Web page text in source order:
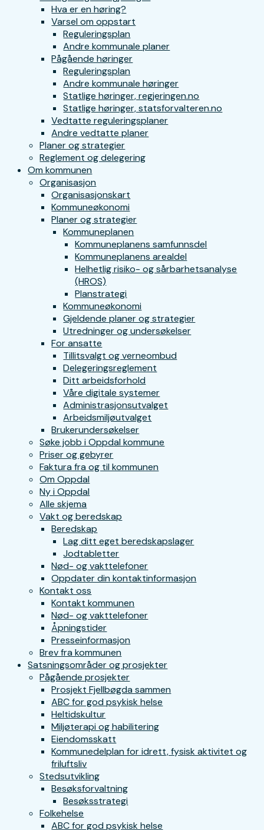
Hva er en høring?
Varsel om oppstart
Reguleringsplan
Andre kommunale planer
Pågående høringer
Reguleringsplan
Andre kommunale høringer
Statlige høringer, regjeringen.no
Statlige høringer, statsforvalteren.no
Vedtatte reguleringsplaner
Andre vedtatte planer
Planer og strategier
Reglement og delegering
Om kommunen
Organisasjon
Organisasjonskart
Kommuneøkonomi
Planer og strategier
Kommuneplanen
Kommuneplanens samfunnsdel
Kommuneplanens arealdel
Helhetlig risiko- og sårbarhetsanalyse
(HROS)
Planstrategi
Kommuneøkonomi
Gjeldende planer og strategier
Utredninger og undersøkelser
For ansatte
Tillitsvalgt og verneombud
Delegeringsreglement
Ditt arbeidsforhold
Våre digitale systemer
Administrasjonsutvalget
Arbeidsmiljøutvalget
Brukerundersøkelser
Søke jobb i Oppdal kommune
Priser og gebyrer
Faktura fra og til kommunen
Om Oppdal
Ny i Oppdal
Alle skjema
Vakt og beredskap
Beredskap
Lag ditt eget beredskapslager
Jodtabletter
Nød- og vakttelefoner
Oppdater din kontaktinformasjon
Kontakt oss
Kontakt kommunen
Nød- og vakttelefoner
Åpningstider
Presseinformasjon
Brev fra kommunen
Satsningsområder og prosjekter
Pågående prosjekter
Prosjekt Fjellbøgda sammen
ABC for god psykisk helse
Heltidskultur
Miljøterapi og habilitering
Eiendomsskatt
Kommunedelplan for idrett, fysisk aktivitet og
friluftsliv
Stedsutvikling
Besøksforvaltning
Besøksstrategi
Folkehelse
ABC for god psykisk helse